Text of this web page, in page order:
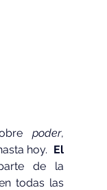
poder,
hoy.
de la
todas las